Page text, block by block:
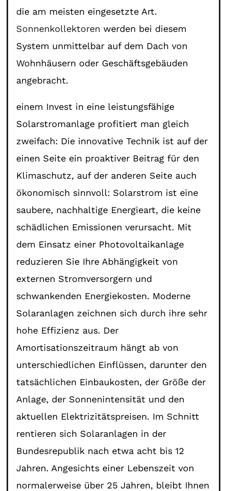
die am meisten eingesetzte Art.
Sonnenkollektoren werden bei diesem
System unmittelbar auf dem Dach von
Wohnhäusern oder Geschäftsgebäuden
angebracht.
einem Invest in eine leistungsfähige
Solarstromanlage profitiert man gleich
zweifach: Die innovative Technik ist auf der
einen Seite ein proaktiver Beitrag für den
Klimaschutz, auf der anderen Seite auch
ökonomisch sinnvoll: Solarstrom ist eine
saubere, nachhaltige Energieart, die keine
schädlichen Emissionen verursacht. Mit
dem Einsatz einer Photovoltaikanlage
reduzieren Sie Ihre Abhängigkeit von
externen Stromversorgern und
schwankenden Energiekosten. Moderne
Solaranlagen zeichnen sich durch ihre sehr
hohe Effizienz aus. Der
Amortisationszeitraum hängt ab von
unterschiedlichen Einflüssen, darunter den
tatsächlichen Einbaukosten, der Größe der
Anlage, der Sonnenintensität und den
aktuellen Elektrizitätspreisen. Im Schnitt
rentieren sich Solaranlagen in der
Bundesrepublik nach etwa acht bis 12
Jahren. Angesichts einer Lebenszeit von
normalerweise über 25 Jahren, bleibt Ihnen